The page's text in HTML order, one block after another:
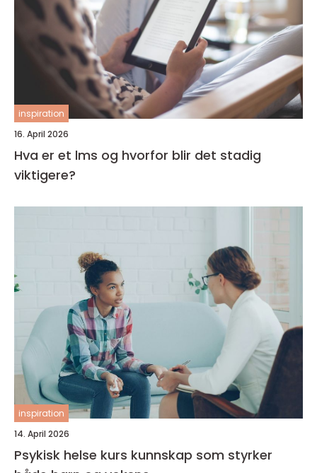
inspiration
16. April 2026
Hva er et lms og hvorfor blir det stadig
viktigere?
inspiration
14. April 2026
Psykisk helse kurs kunnskap som styrker